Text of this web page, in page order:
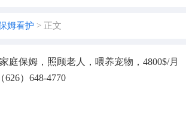
姆看护 > 正文
庭保姆，照顾老人，喂养宠物，4800$/月
626）648-4770